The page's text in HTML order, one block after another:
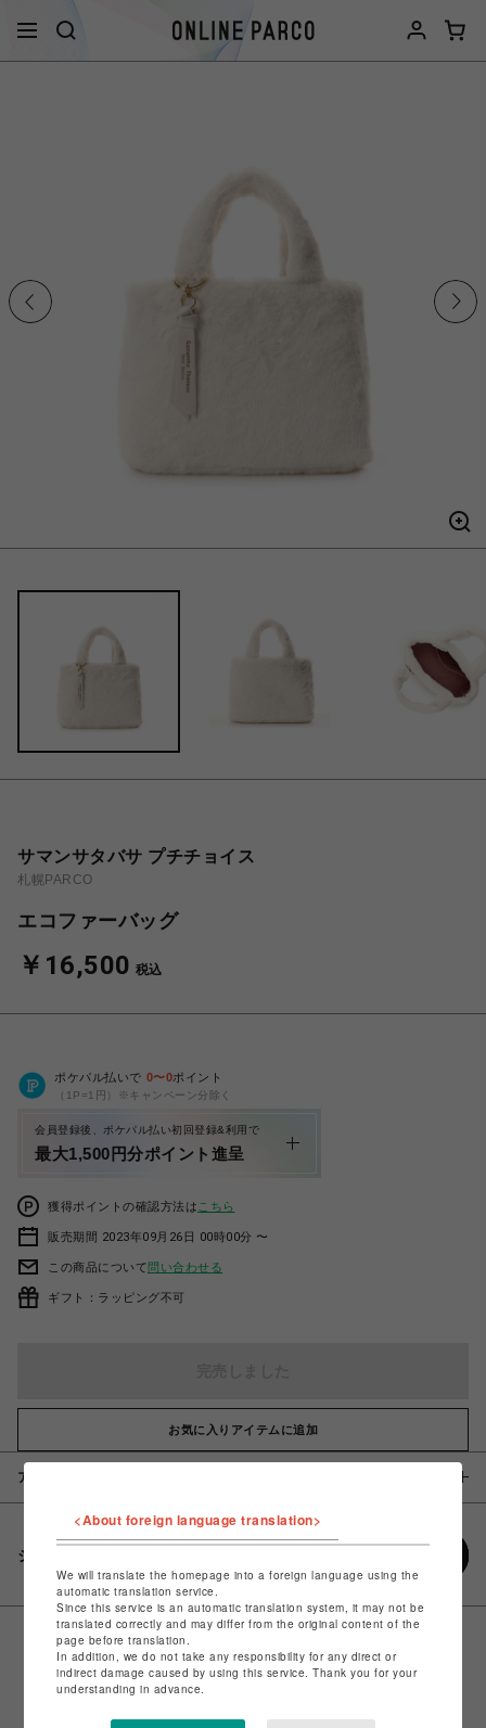
サマンサタバサ プチチョイス
札幌PARCO
エコファーバッグ
￥16,500 税込
ポケパル払いで 0〜0ポイント
（1P=1円）※キャンペーン分除く
会員登録後、ポケパル払い初回登録&利用で
最大1,500円分ポイント進呈
獲得ポイントの確認方法は こちら
販売期間 2023年09月26日 00時00分 〜
この商品について問い合わせる
ギフト：ラッピング不可
お気に入りアイテムに追加
アイテム説明 / 素材
シェアする
<About foreign language translation>
We will translate the homepage into a foreign language using the
automatic translation service.
Since this service is an automatic translation system, it may not be
translated correctly and may differ from the original content of the
page before translation.
In addition, we do not take any responsibility for any direct or
indirect damage caused by using this service. Thank you for your
understanding in advance.